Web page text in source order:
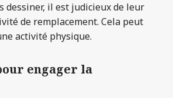
dessiner, il est judicieux de leur
de remplacement. Cela peut
activité physique.
engager la